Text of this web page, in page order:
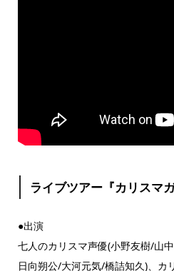
ライブツアー『カリスマ
●出演
七人のカリスマ声優(小野友樹/山
日向朔公/大河元気/橋詰知久)、カ